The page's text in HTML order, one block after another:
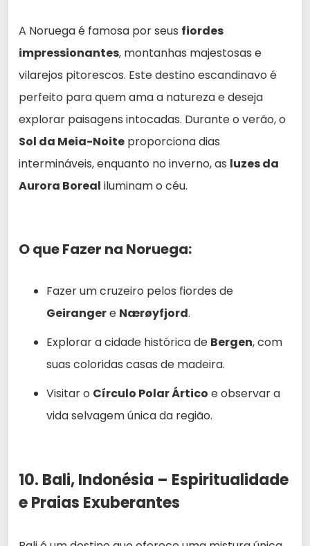
A Noruega é famosa por seus fiordes
impressionantes, montanhas majestosas e
vilarejos pitorescos. Este destino escandinavo é
perfeito para quem ama a natureza e deseja
explorar paisagens intocadas. Durante o verão, o
Sol da Meia-Noite proporciona dias
intermináveis, enquanto no inverno, as luzes da
Aurora Boreal iluminam o céu.
O que Fazer na Noruega:
Fazer um cruzeiro pelos fiordes de
Geirangere Nærøyfjord.
Explorar a cidade histórica de Bergen, com
suas coloridas casas de madeira.
Visitar o Círculo Polar Ártico e observar a
vida selvagem única da região.
10. Bali, Indonésia – Espiritualidade
e Praias Exuberantes